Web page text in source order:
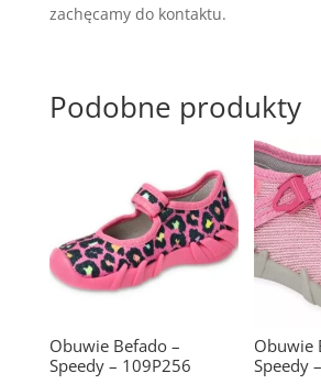
zachęcamy do kontaktu.
Podobne produkty
Obuwie Befado –
Speedy – 109P256
Obuwie
Speedy